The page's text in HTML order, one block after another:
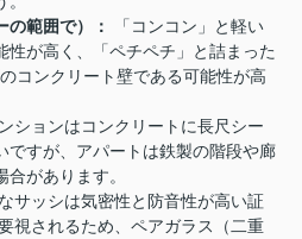
の範囲で）：
「コンコン」と軽い
性が高く、「ペチペチ」と詰まった
コンクリート壁である可能性が高
ションはコンクリートに長尺シー
ですが、アパートは鉄製の階段や廊
があります。
サッシは気密性と防音性が高い証
視されるため、ペアガラス（二重